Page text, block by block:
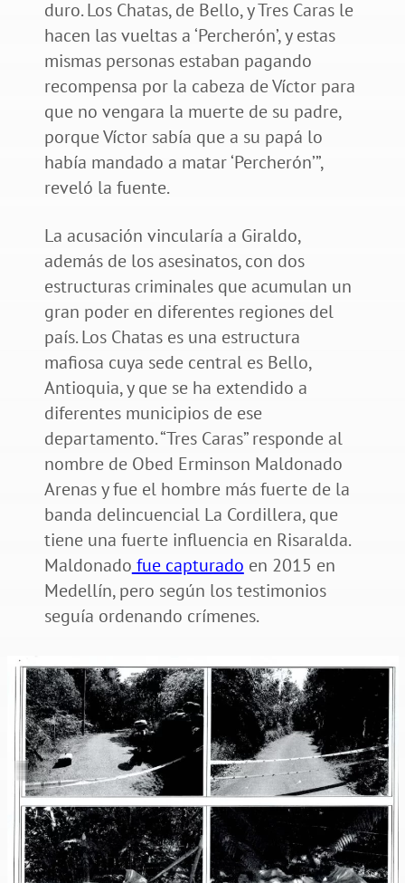
duro. Los Chatas, de Bello, y Tres Caras le
hacen las vueltas a ‘Percherón’, y estas
mismas personas estaban pagando
recompensa por la cabeza de Víctor para
que no vengara la muerte de su padre,
porque Víctor sabía que a su papá lo
había mandado a matar ‘Percherón’”,
reveló la fuente.
La acusación vincularía a Giraldo,
además de los asesinatos, con dos
estructuras criminales que acumulan un
gran poder en diferentes regiones del
país. Los Chatas es una estructura
mafiosa cuya sede central es Bello,
Antioquia, y que se ha extendido a
diferentes municipios de ese
departamento. “Tres Caras” responde al
nombre de Obed Erminson Maldonado
Arenas y fue el hombre más fuerte de la
banda delincuencial La Cordillera, que
tiene una fuerte influencia en Risaralda.
Maldonado fue capturado en 2015 en
Medellín, pero según los testimonios
seguía ordenando crímenes.